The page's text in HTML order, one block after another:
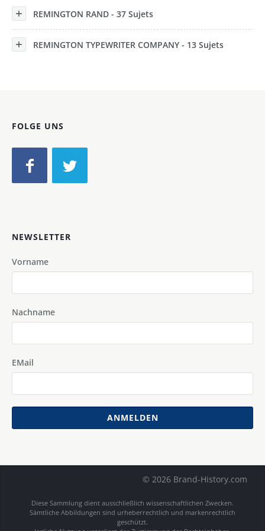
REMINGTON RAND - 37 Sujets
REMINGTON TYPEWRITER COMPANY - 13 Sujets
FOLGE UNS
NEWSLETTER
Vorname
Nachname
EMail
ANMELDEN
© 2026 Brand-History.com
Diese Sammlung dient ausschließlich wissenschaftlichen Zwecken.
Sämtliche Abbildungen sind urheberrechtlich und markenrechtlich
geschützt.